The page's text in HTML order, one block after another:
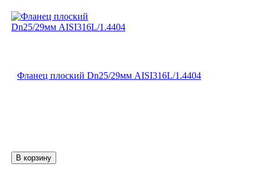
Фланец плоский Dn25/29мм AISI316L/1.4404